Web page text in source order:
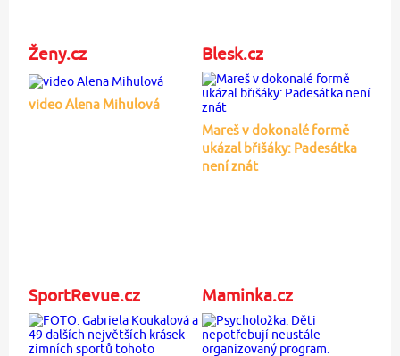
Ženy.cz
video Alena Mihulová
Blesk.cz
Mareš v dokonalé formě
ukázal břišáky: Padesátka
není znát
SportRevue.cz Maminka.cz